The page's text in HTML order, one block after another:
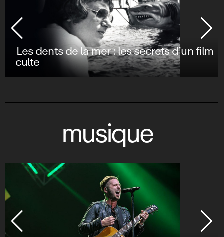
Les dents de la mer : les secrets d’un film
culte
musique